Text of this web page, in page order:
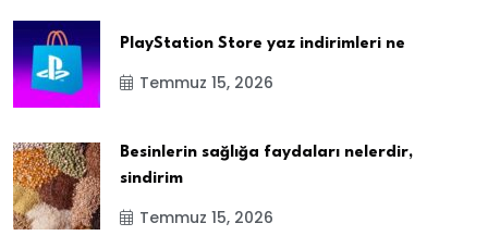
PlayStation Store yaz indirimleri ne
Temmuz 15, 2026
Besinlerin sağlığa faydaları nelerdir,
sindirim
Temmuz 15, 2026